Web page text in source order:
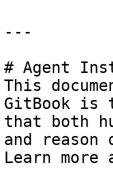
---
# Agent
This
GitBook is
that both
and
Learn